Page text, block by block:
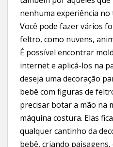
nenhuma experiência
Você pode fazer vários
feltro, como nuvens,
É possível encontrar
internet e aplicá-los na
deseja uma decoração
bebê com figuras de
precisar botar a mão na
máquina costura. Elas
qualquer cantinho da
bebê, criando